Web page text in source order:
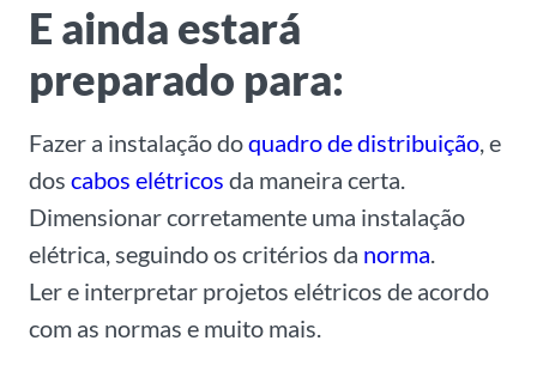
E ainda estará
preparado para:
Fazer a instalação doquadro de distribuição, e
dos cabos elétricos da maneira certa.
Dimensionar corretamente uma instalação
elétrica, seguindo os critérios da norma.
Ler e interpretar projetos elétricos de acordo
com as normas e muito mais.